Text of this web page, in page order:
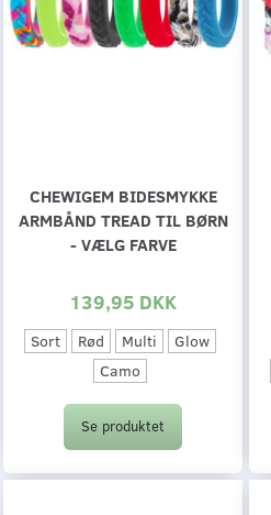
CHEWIGEM BIDESMYKKE
ARMBÅND TREAD TIL BØRN
- VÆLG FARVE
139,95 DKK
Sort Rød Multi
Glow
Camo
Se produktet